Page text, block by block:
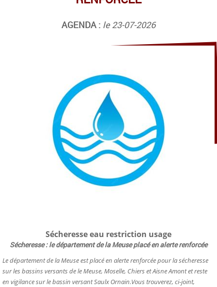
AGENDA : le 23-07-2026
Sécheresse eau restriction usage
Sécheresse : le département de la Meuse placé en alerte renforcée
Le département de la Meuse est placé en alerte renforcée pour la sécheresse
sur les bassins versants de le Meuse, Moselle, Chiers et Aisne Amont et reste
en vigilance sur le bassin versant Saulx Ornain.Vous trouverez, ci-joint,